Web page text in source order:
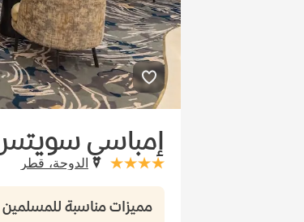
إمباسي سويتس
stars: 4الدوحة، قطر
مميزات مناسبة للمسلمين